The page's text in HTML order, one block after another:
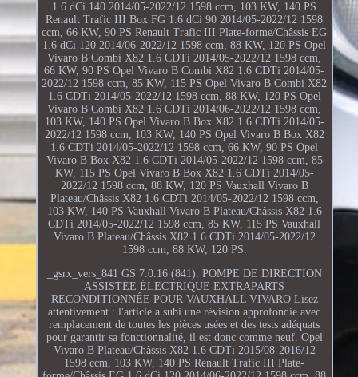
1.6 dCi 140 2014/05-2022/12 1598 ccm, 103 KW, 140 PS
Renault Trafic III Box FG 1.6 dCi 90 2014/05-2022/12 1598
ccm, 66 KW, 90 PS Renault Trafic III Plate-forme/Châssis EG
1.6 dCi 120 2014/06-2022/12 1598 ccm, 88 KW, 120 PS Opel
Vivaro B Combi X82 1.6 CDTi 2014/05-2022/12 1598 ccm,
66 KW, 90 PS Opel Vivaro B Combi X82 1.6 CDTi 2014/05-
2022/12 1598 ccm, 85 KW, 115 PS Opel Vivaro B Combi X82
1.6 CDTi 2014/05-2022/12 1598 ccm, 88 KW, 120 PS Opel
Vivaro B Combi X82 1.6 CDTi 2014/06-2022/12 1598 ccm,
103 KW, 140 PS Opel Vivaro B Box X82 1.6 CDTi 2014/05-
2022/12 1598 ccm, 103 KW, 140 PS Opel Vivaro B Box X82
1.6 CDTi 2014/05-2022/12 1598 ccm, 66 KW, 90 PS Opel
Vivaro B Box X82 1.6 CDTi 2014/05-2022/12 1598 ccm, 85
KW, 115 PS Opel Vivaro B Box X82 1.6 CDTi 2014/05-
2022/12 1598 ccm, 88 KW, 120 PS Vauxhall Vivaro B
Plateau/Châssis X82 1.6 CDTi 2014/05-2022/12 1598 ccm,
103 KW, 140 PS Vauxhall Vivaro B Plateau/Châssis X82 1.6
CDTi 2014/05-2022/12 1598 ccm, 85 KW, 115 PS Vauxhall
Vivaro B Plateau/Châssis X82 1.6 CDTi 2014/05-2022/12
1598 ccm, 88 KW, 120 PS.
_gsrx_vers_841 GS 7.0.16 (841). POMPE DE DIRECTION
ASSISTÉE ÉLECTRIQUE EXTRAPARTS
RECONDITIONNÉE POUR VAUXHALL VIVARO Lisez
attentivement : l'article a subi une révision approfondie avec
remplacement de toutes les pièces usées et des tests adéquats
pour garantir sa fonctionnalité, il est donc comme neuf. Opel
Vivaro B Plateau/Châssis X82 1.6 CDTi 2015/08-2016/12
1598 ccm, 103 KW, 140 PS Renault Trafic III Plate-